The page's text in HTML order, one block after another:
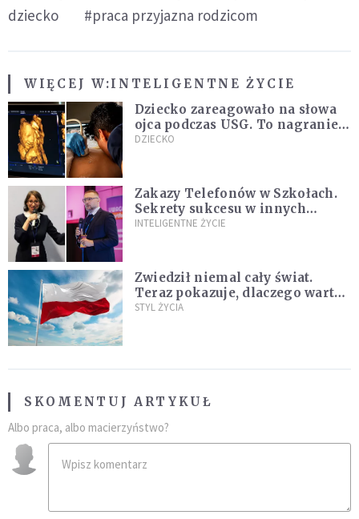
dziecko
#praca przyjazna rodzicom
WIĘCEJ W:INTELIGENTNE ŻYCIE
Dziecko zareagowało na słowa
ojca podczas USG. To nagranie
podbija sieć
DZIECKO
Zakazy Telefonów w Szkołach.
Sekrety sukcesu w innych
krajach, które nauczyciele i
INTELIGENTNE ŻYCIE
Zwiedził niemal cały świat.
Teraz pokazuje, dlaczego warto
zakochać się w Polsce
STYL ŻYCIA
SKOMENTUJ ARTYKUŁ
Albo praca, albo macierzyństwo?